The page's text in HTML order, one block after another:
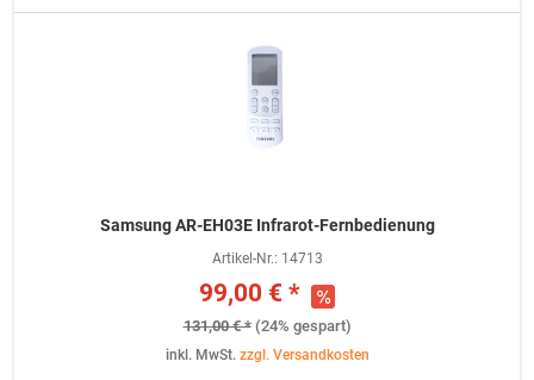
Samsung AR-EH03E Infrarot-Fernbedienung
Artikel-Nr.: 14713
99,00 € *
131,00 € * (24% gespart)
inkl. MwSt. zzgl. Versandkosten